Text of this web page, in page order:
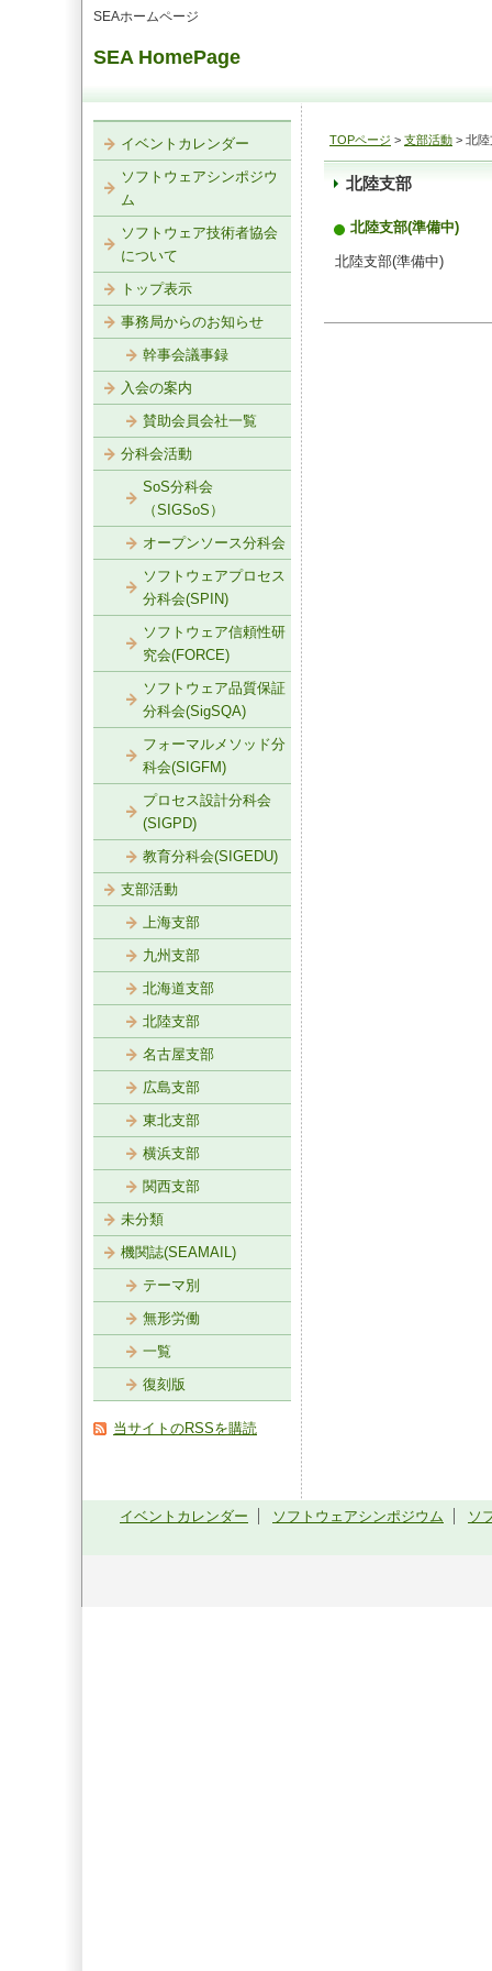
SEAホームページ
SEA HomePage
TOPページ > 支部活動 > 北
北陸支部
北陸支部(準備中)
北陸支部(準備中)
イベントカレンダー
ソフトウェアシンポジウ
ム
ソフトウェア技術者協会
について
トップ表示
事務局からのお知らせ
幹事会議事録
入会の案内
賛助会員会社一覧
分科会活動
SoS分科会
（SIGSoS）
オープンソース分科会
ソフトウェアプロセス
分科会(SPIN)
ソフトウェア信頼性研
究会(FORCE)
ソフトウェア品質保証
分科会(SigSQA)
フォーマルメソッド分
科会(SIGFM)
プロセス設計分科会
(SIGPD)
教育分科会(SIGEDU)
支部活動
上海支部
九州支部
北海道支部
北陸支部
名古屋支部
広島支部
東北支部
横浜支部
関西支部
未分類
機関誌(SEAMAIL)
テーマ別
無形労働
一覧
復刻版
当サイトのRSSを購読
イベントカレンダー ソフトウェアシンポジウム ソ